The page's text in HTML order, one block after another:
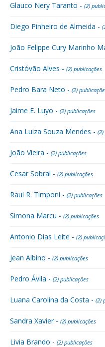
Glauco Nery Taranto - (2)
Diego Pinheiro de Almeida -
João Felippe Cury Marinho
Cristóvão Alves - (2) publicações
Pedro Bara Neto - (2)
Jaime E. Luyo - (2) publicações
Ana Luiza Souza Mendes -
João Vieira - (2) publicações
Cesar Sobral - (2) publicações
Raul R. Timponi - (2) publicações
Simona Marcu - (2) publicações
Antonio Dias Leite - (2)
Jean Albino - (2) publicações
Pedro Ávila - (2) publicações
Luana Carolina da Costa - (2)
Sandra Xavier - (2) publicações
Livia Brando - (2) publicações